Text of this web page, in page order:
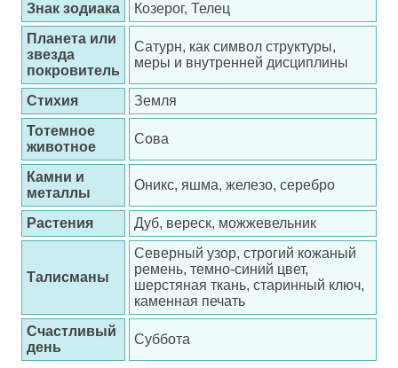
Знак зодиака
Козерог, Телец
Планета или
звезда
покровитель
Сатурн, как символ структуры,
меры и внутренней дисциплины
Стихия
Земля
Тотемное
животное
Сова
Камни и
металлы
Оникс, яшма, железо, серебро
Растения Дуб, вереск, можжевельник
Талисманы
Северный узор, строгий кожаный
ремень, темно-синий цвет,
шерстяная ткань, старинный ключ,
каменная печать
Счастливый
день
Суббота